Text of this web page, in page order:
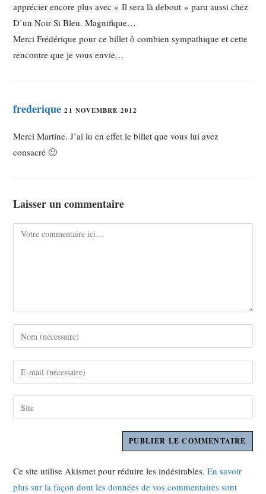
apprécier encore plus avec « Il sera là debout » paru aussi chez
D’un Noir Si Bleu. Magnifique…
Merci Frédérique pour ce billet ô combien sympathique et cette
rencontre que je vous envie…
frederique 21 NOVEMBRE 2012
Merci Martine. J’ai lu en effet le billet que vous lui avez
consacré 🙂
Laisser un commentaire
Ce site utilise Akismet pour réduire les indésirables.En savoir
plus sur la façon dont les données de vos commentaires sont